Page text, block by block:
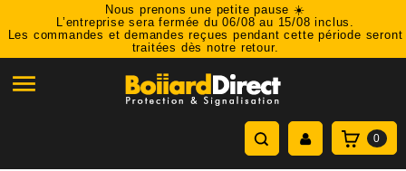
Nous prenons une petite pause ☀️
L’entreprise sera fermée du 06/08 au 15/08 inclus.
Les commandes et demandes reçues pendant cette période seront
traitées dès notre retour.

0